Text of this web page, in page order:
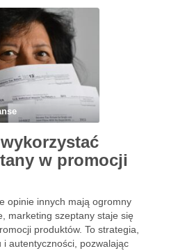
unikać najczęstszych błędów
w promocji
opinie innych mają ogromny
marketing szeptany staje się
produktów. To strategia,
autentyczności, pozwalając